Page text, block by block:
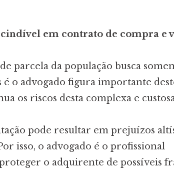
em contrato de compra e
parcela da população busca
o advogado figura importante
os riscos desta complexa e
pode resultar em prejuízos
isso, o advogado é o profissional
o adquirente de possíveis